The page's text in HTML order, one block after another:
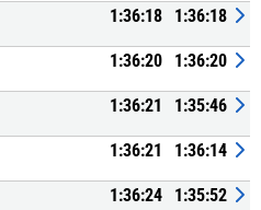
1:36:18 1:36:18
1:36:20 1:36:20
1:36:21 1:35:46
1:36:21 1:36:14
1:36:24 1:35:52